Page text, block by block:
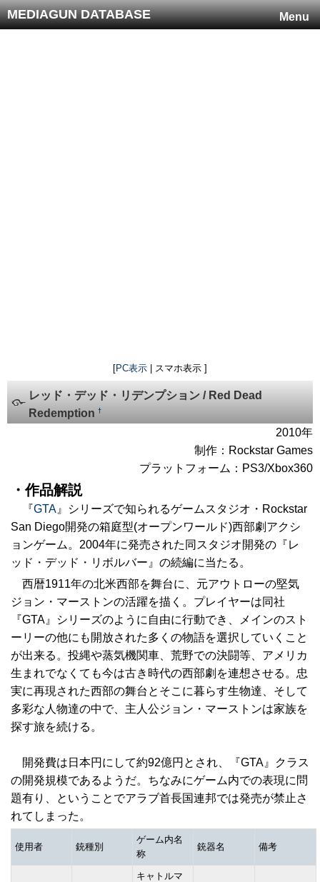
Menu
MEDIAGUN DATABASE
[PC表示 | スマホ表示 ]
レッド・デッド・リデンプション / Red Dead
Redemption †
2010年
制作：Rockstar Games
プラットフォーム：PS3/Xbox360
・作品解説
『GTA 』シリーズで知られるゲームスタジオ・Rockstar
San Diego開発の箱庭型(オープンワールド)西部劇アクシ
ョンゲーム。2004年に発売された同スタジオ開発の『レ
ッド・デッド・リボルバー』の続編に当たる。
西暦1911年の北米西部を舞台に、元アウトローの堅気
ジョン・マーストンの活躍を描く。プレイヤーは同社
『GTA』シリーズのように自由に行動でき、メインのスト
ーリーの他にも開放された多くの物語を選択していくこと
が出来る。投縄や蒸気機関車、荒野での決闘等、アメリカ
生まれでなくても今は古き時代の西部劇を連想させる。忠
実に再現された西部の舞台とそこに暮らす生物達、そして
多彩な人物達の中で、主人公ジョン・マーストンは家族を
探す旅を続ける。
開発費は日本円にして約92億円とされ、『GTA』クラス
の開発規模であるようだ。ちなみにゲーム内での表現に問
題有り、ということでアラブ首長国連邦では発売が禁止さ
れてしまった。
使用者 銃種別
ゲーム内名
称
銃器名 備考
キャトルマ